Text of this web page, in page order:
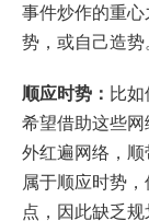
事件炒作的重
势，或自己造势
顺应时势： 比
希望借助这些
外红遍网络，
属于顺应时势
点，因此缺乏